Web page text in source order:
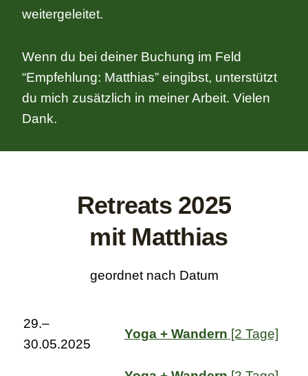
weitergeleitet.
Wenn du bei deiner Buchung im Feld
“Empfehlung: Matthias” eingibst, unterstützt
du mich zusätzlich in meiner Arbeit. Vielen
Dank.
Retreats 2025
mit Matthias
geordnet nach Datum
29.–
30.05.2025
Yoga + Wandern [2 Tage]